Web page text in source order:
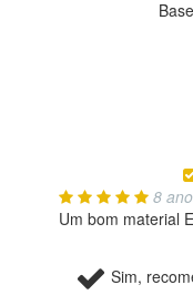
8
Um bom material
Sim,